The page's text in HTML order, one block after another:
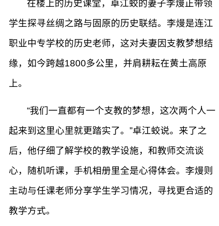
在楼上的历史课堂，卓江蛟的妻子李熳正带领
学生探寻丝绸之路与固原的历史联结。李熳是连江
职业中专学校的历史老师，这对夫妻因支教梦想结
缘，如今跨越1800多公里，并肩耕耘在黄土高原
上。
“我们一直都有一个支教的梦想，这次两个人一
起来到这里心里就更踏实了。”卓江蛟说。来了之
后，他仔细了解学校的教学设施，和教师交流谈
心，随机听课，手机相册里全是心得体会。李熳则
主动与任课老师分享学生学习情况，寻找更合适的
教学方式。